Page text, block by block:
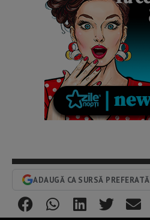
ADAUGĂ CA SURSĂ PREFERATĂ